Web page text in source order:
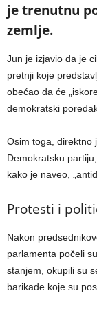
je trenutnu
zemlje.
Jun je izjavio da je
pretnji koje
obećao da će
demokratski
Osim toga, direktno
Demokratsku
kako je naveo,
Protesti i
Nakon
parlamenta počeli
stanjem, okupili su
barikade koje su